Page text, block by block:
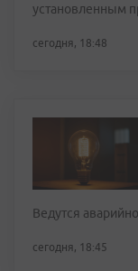
установленным
сегодня, 18:48
Ведутся
сегодня, 18:45